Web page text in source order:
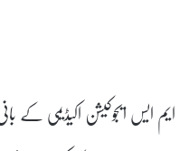
ایم ایس ایجوکیشن اکیڈیمی کے